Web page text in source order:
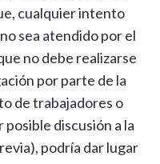
cualquier intento
sea atendido por el
no debe realizarse
por parte de la
de trabajadores o
discusión a la
podría dar lugar